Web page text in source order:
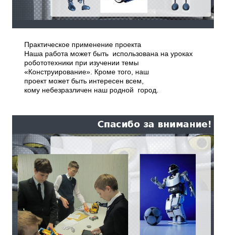
Практическое применение проекта
Наша работа может быть использована на уроках
робототехники при изучении темы
«Конструирование». Кроме того, наш
проект может быть интересен всем,
кому небезразличен наш родной город.